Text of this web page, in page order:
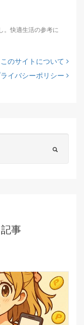
。快適生活の参考に
このサイトについて
イバシーポリシー
事